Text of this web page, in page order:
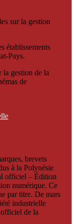
sur la gestion
établissements
Pays.
la gestion de la
de
brevets
à la Polynésie
officiel – Édition
numérique. Ce
par titre. De mars
industrielle
de la